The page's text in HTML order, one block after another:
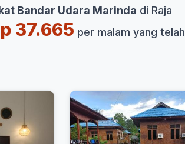
Bandar Udara Marinda di Raja
37.665 per malam yang telah